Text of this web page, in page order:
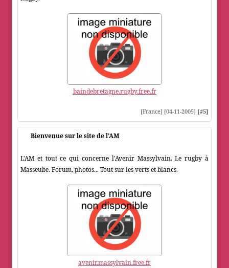
baindebretagne.rugby.free.fr
[France] [04-11-2005] [#5]
Bienvenue sur le site de l'AM
L'AM et tout ce qui concerne l'Avenir Massylvain. Le rugby à
Masseube. Forum, photos... Tout sur les verts et blancs.
avenir.massylvain.free.fr